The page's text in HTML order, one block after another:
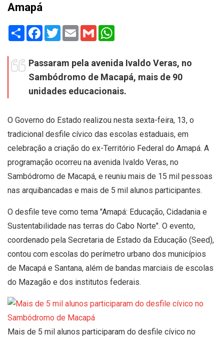
Amapá
Share Facebook
TwitterEmail Gmail
Passaram pela avenida Ivaldo Veras, no
Sambódromo de Macapá, mais de 90
unidades educacionais.
O Governo do Estado realizou nesta sexta-feira, 13, o
tradicional desfile cívico das escolas estaduais, em
celebração a criação do ex-Território Federal do Amapá. A
programação ocorreu na avenida Ivaldo Veras, no
Sambódromo de Macapá, e reuniu mais de 15 mil pessoas
nas arquibancadas e mais de 5 mil alunos participantes.
O desfile teve como tema "Amapá: Educação, Cidadania e
Sustentabilidade nas terras do Cabo Norte". O evento,
coordenado pela Secretaria de Estado da Educação (Seed),
contou com escolas do perímetro urbano dos municípios
de Macapá e Santana, além de bandas marciais de escolas
do Mazagão e dos institutos federais.
Mais de 5 mil alunos participaram do desfile cívico no